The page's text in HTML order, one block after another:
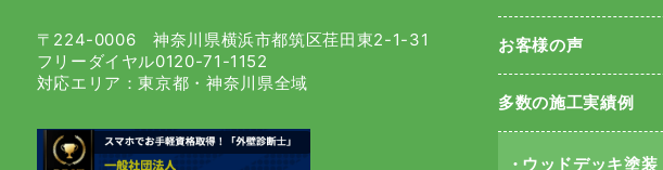
〒224-0006 神奈川県横浜市都筑区荏田東2-1-31
フリーダイヤル0120-71-1152
対応エリア：東京都・神奈川県全域
お客様の声
多数の施工実績例
ウッドデッキ塗装